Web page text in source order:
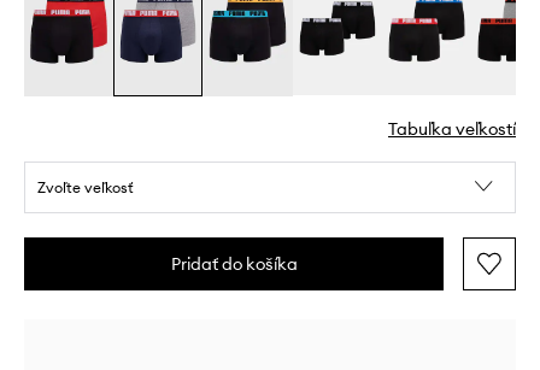
Tabuľka veľkostí
Zvoľte veľkosť
Pridať do košíka